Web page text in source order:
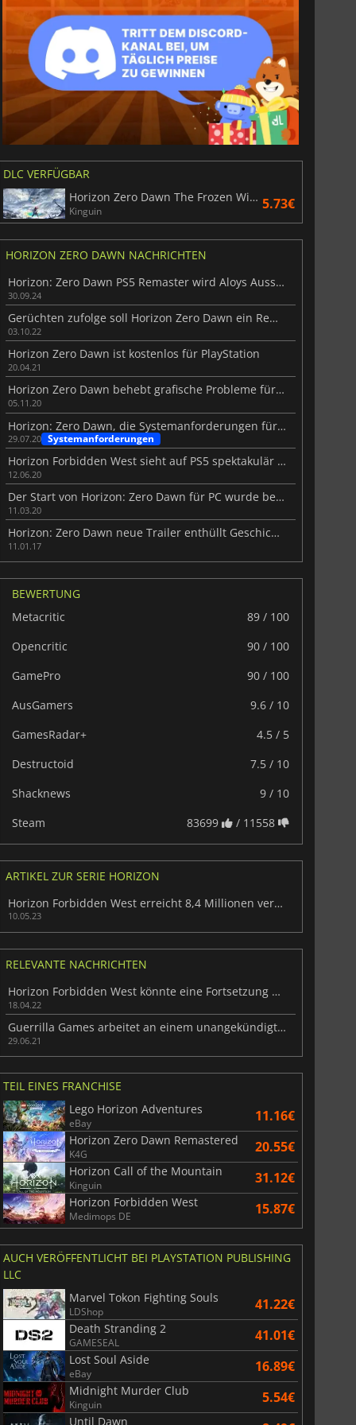
WARHAMMER 3
15.48
Spanisch
Chinesisch
vereinfacht
Chinesisch
traditionell
Portugiesisch
DLC VERFÜGBAR
Horizon Zero Dawn The Frozen Wilds
Kinguin 5.73€
HORIZON ZERO DAWN NACHRICHTEN
Horizon: Zero Dawn PS5 Remaster wird Aloys Aussehen verändern
30.09.24
Gerüchten zufolge soll Horizon Zero Dawn ein Remake bekommen
03.10.22
Horizon Zero Dawn ist kostenlos für PlayStation
20.04.21
Horizon Zero Dawn behebt grafische Probleme für PC
05.11.20
Horizon: Zero Dawn, die Systemanforderungen für den PC wurden enthüllt
29.07.20 Systemanforderungen
Horizon Forbidden West sieht auf PS5 spektakulär aus
12.06.20
Der Start von Horizon: Zero Dawn für PC wurde bestätigt
11.03.20
Horizon: Zero Dawn neue Trailer enthüllt Geschichte Details
11.01.17
BEWERTUNG
Metacritic
89 / 100
Opencritic
90 / 100
GamePro
90 / 100
AusGamers
9.6 / 10
GamesRadar+
4.5 / 5
Destructoid
7.5 / 10
Shacknews
9 / 10
Steam
83699 / 11558
ARTIKEL ZUR SERIE HORIZON
Horizon Forbidden West erreicht 8,4 Millionen verkaufte Exemplare
10.05.23
RELEVANTE NACHRICHTEN
Horizon Forbidden West könnte eine Fortsetzung bekommen
18.04.22
Guerrilla Games arbeitet an einem unangekündigten Spiel
29.06.21
TEIL EINES FRANCHISE
Lego Horizon Adventures
eBay 11.16€
Horizon Zero Dawn Remastered
K4G 20.55€
Horizon Call of the Mountain
Kinguin 31.12€
Horizon Forbidden West
Medimops DE 15.87€
AUCH VERÖFFENTLICHT BEI PLAYSTATION PUBLISHING
LLC
Marvel Tokon Fighting Souls
LDShop 41.22€
Death Stranding 2
GAMESEAL 41.01€
Lost Soul Aside
eBay 16.89€
Midnight Murder Club
Kinguin 5.54€
Until Dawn